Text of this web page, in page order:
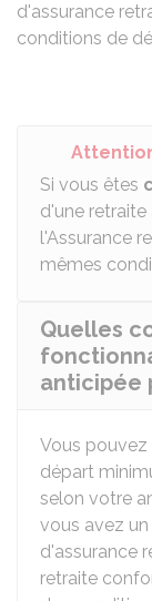
d'assurance
conditions de
Si vous êtes
d'une
l'Assurance
mêmes
Quelles
anticipée
Vous
départ
selon votre
vous avez un
d'assurance
retraite